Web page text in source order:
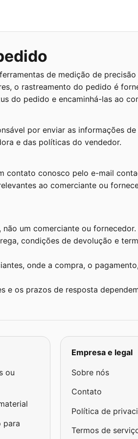
de medição de
o rastreamento do pedido é
do pedido e encaminhá-las ao
por enviar as informações
e das políticas do vendedor.
conosco pelo e-mail
ao comerciante ou
um comerciante ou fornecedor.
condições de devolução e
onde a compra, o
e os prazos de resposta
ou
para
Empresa e legal
Sobre nós
Contato
Política de
Termos de